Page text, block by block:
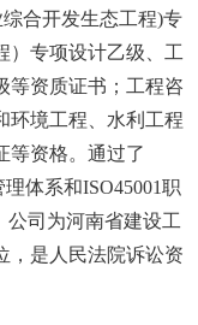
合开发生态工程)专
）专项设计乙级、工
等资质证书；工程咨
环境工程、水利工程
等资格。通过了
体系和ISO45001职
公司为河南省建设工
，是人民法院诉讼资